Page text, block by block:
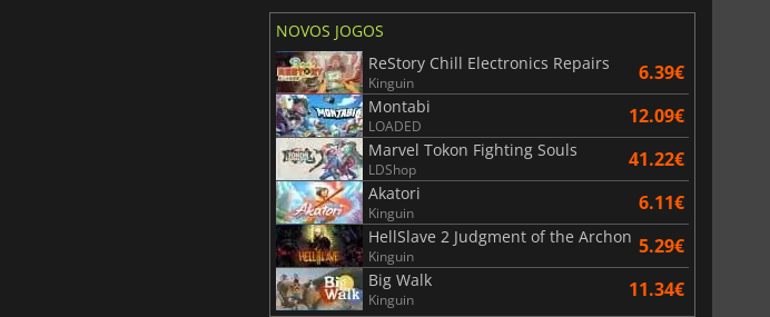
NOVOS JOGOS
ReStory Chill Electronics Repairs
Kinguin 6.39€
Montabi
LOADED 12.09€
Marvel Tokon Fighting Souls
LDShop 41.22€
Akatori
Kinguin 6.11€
HellSlave 2 Judgment of the Archon
Kinguin 5.29€
Big Walk
Kinguin 11.34€